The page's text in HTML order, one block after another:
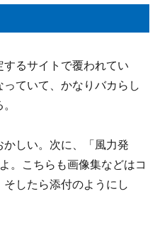
るサイトで覆われてい
ていて、かなりバカらし
しい。次に、「風力発
こちらも画像集などはコ
したら添付のようにし